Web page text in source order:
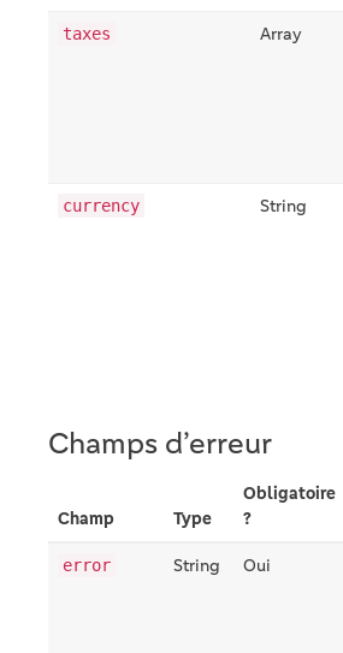
taxes Array
currency String
Champs d’erreur
Champ Type
Obligatoire
?
error String Oui